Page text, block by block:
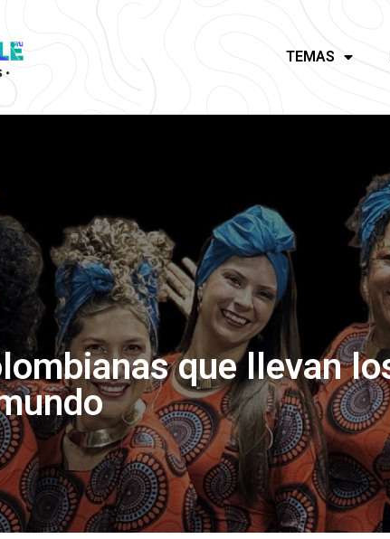
TEMAS
que llevan